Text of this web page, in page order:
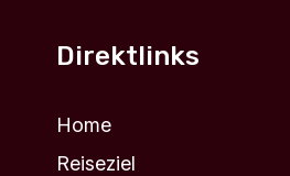
1GB 365Days
Direktlinks
Home
Reiseziel